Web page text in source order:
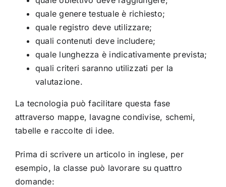
quale genere testuale è richiesto;
quale registro deve utilizzare;
quali contenuti deve includere;
quale lunghezza è indicativamente prevista;
quali criteri saranno utilizzati per la
valutazione.
La tecnologia può facilitare questa fase
attraverso mappe, lavagne condivise, schemi,
tabelle e raccolte di idee.
Prima di scrivere un articolo in inglese, per
esempio, la classe può lavorare su quattro
domande: